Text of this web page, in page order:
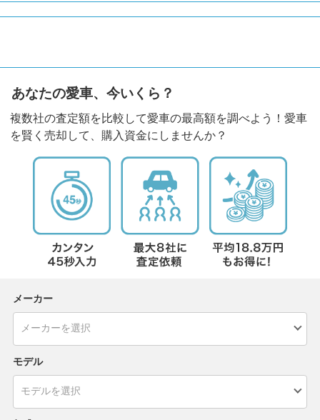
あなたの愛車、今いくら？
複数社の査定額を比較して愛車の最高額を調べよう！愛車
を賢く売却して、購入資金にしませんか？
メーカー
モデル